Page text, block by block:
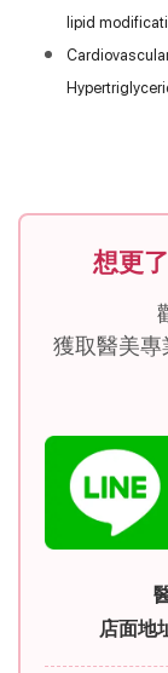
lipid
想更
獲取醫美
店面地